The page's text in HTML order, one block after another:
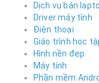
Dịch vụ bán
Driver máy tính
Điện thoại
Giáo trình học
Hình nền đẹp
Máy tính
Phần mềm